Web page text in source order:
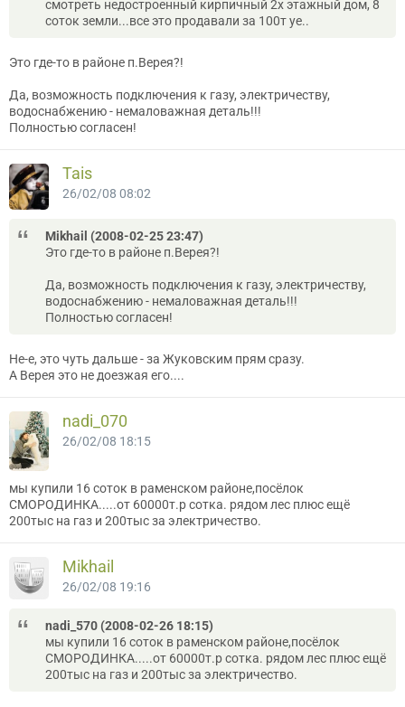
смотреть недостроенный кирпичный 2х этажный дом, 8
соток земли...все это продавали за 100т уе..
Это где-то в районе п.Верея?!
Да, возможность подключения к газу, электричеству,
водоснабжению - немаловажная деталь!!!
Полностью согласен!
Tais
26/02/08 08:02
Mikhail (2008-02-25 23:47)
Это где-то в районе п.Верея?!
Да, возможность подключения к газу, электричеству,
водоснабжению - немаловажная деталь!!!
Полностью согласен!
Не-е, это чуть дальше - за Жуковским прям сразу.
А Верея это не доезжая его....
nadi_070
26/02/08 18:15
мы купили 16 соток в раменском районе,посёлок
СМОРОДИНКА.....от 60000т.р сотка. рядом лес плюс ещё
200тыс на газ и 200тыс за электричество.
Mikhail
26/02/08 19:16
nadi_570 (2008-02-26 18:15)
мы купили 16 соток в раменском районе,посёлок
СМОРОДИНКА.....от 60000т.р сотка. рядом лес плюс ещё
200тыс на газ и 200тыс за электричество.